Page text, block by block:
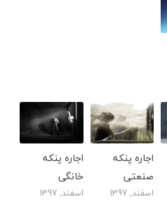
اجاره پنکه
خانگی
اسفند, 1397
اجاره پنکه
صنعتی
اسفند, 1397